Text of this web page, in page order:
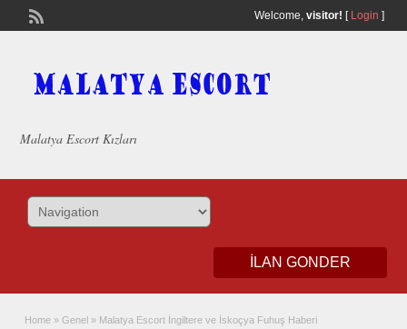
Welcome, visitor! [ Login ]
Malatya Escort Kızları
ILAN GONDER
Home » Genel » Malatya Escort İngiltere ve İskoçya Fuhuş Haberi